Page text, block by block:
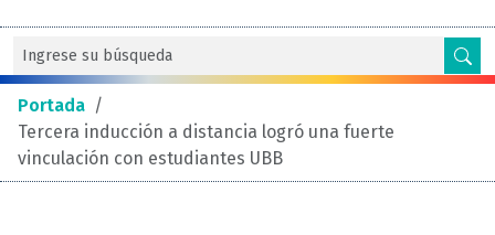
Portada /
Tercera inducción a distancia logró una fuerte
vinculación con estudiantes UBB